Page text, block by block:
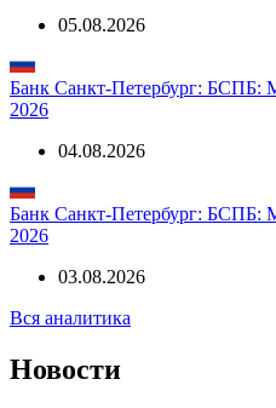
05.08.2026
Банк Санкт-Петербург: БСПБ:
2026
04.08.2026
Банк Санкт-Петербург: БСПБ:
2026
03.08.2026
Вся аналитика
Новости